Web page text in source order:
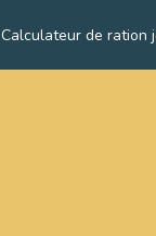
Calculateur de ration